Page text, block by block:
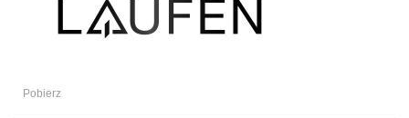
Pobierz